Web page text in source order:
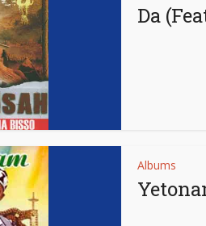
Da
Albums